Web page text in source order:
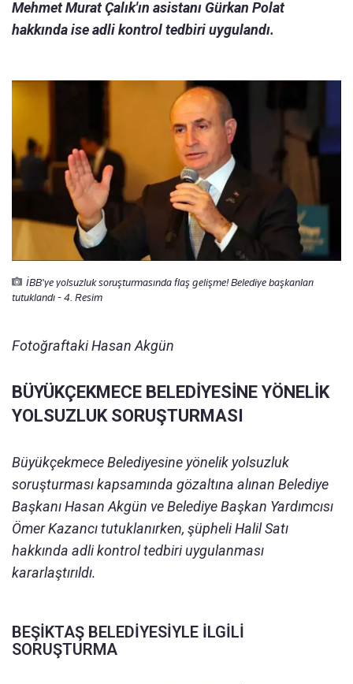
Mehmet Murat Çalık'ın asistanı Gürkan Polat
hakkında ise adli kontrol tedbiri uygulandı.
İBB'ye yolsuzluk soruşturmasında flaş gelişme! Belediye başkanları
tutuklandı - 4. Resim
Fotoğraftaki Hasan Akgün
BÜYÜKÇEKMECE BELEDİYESİNE YÖNELİK
YOLSUZLUK SORUŞTURMASI
Büyükçekmece Belediyesine yönelik yolsuzluk
soruşturması kapsamında gözaltına alınan Belediye
Başkanı Hasan Akgün ve Belediye Başkan Yardımcısı
Ömer Kazancı tutuklanırken, şüpheli Halil Satı
hakkında adli kontrol tedbiri uygulanması
kararlaştırıldı.
BEŞİKTAŞ BELEDİYESİYLE İLGİLİ
SORUŞTURMA